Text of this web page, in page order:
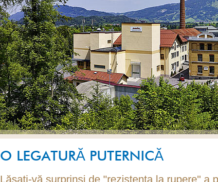
O LEGATURĂ PUTERNICĂ
Lăsați-vă surprinși de "rezistența la rupere" a